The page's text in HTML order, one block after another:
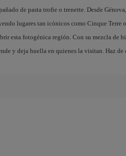
de pasta trofie o trenette. Desde
lugares tan icónicos como Cinque Terre
esta fotogénica región. Con su mezcla de
y deja huella en quienes la visitan. Haz